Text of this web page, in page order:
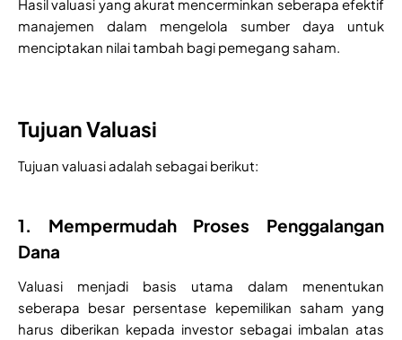
Hasil valuasi yang akurat mencerminkan seberapa efektif
manajemen dalam mengelola sumber daya untuk
menciptakan nilai tambah bagi pemegang saham.
Tujuan Valuasi
Tujuan valuasi adalah sebagai berikut:
1. Mempermudah Proses Penggalangan
Dana
Valuasi menjadi basis utama dalam menentukan
seberapa besar persentase kepemilikan saham yang
harus diberikan kepada investor sebagai imbalan atas